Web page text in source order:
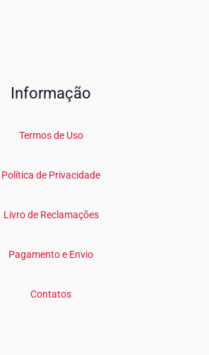
Informação
Termos de Uso
Política de Privacidade
Livro de Reclamações
Pagamento e Envio
Contatos